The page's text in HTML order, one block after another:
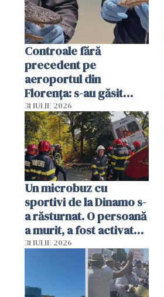
Controale fără
precedent pe
aeroportul din
Florența: s-au găsit
capete de aligator și o
sumă imensă de bani
31 IULIE 2026
Un microbuz cu
sportivi de la Dinamo s-
a răsturnat. O persoană
a murit, a fost activat
planul roșu de
31 IULIE 2026